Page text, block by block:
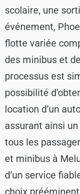
scolaire, une
événement,
flotte variée
des minibus et
processus est
possibilité
location d’un
assurant ainsi
tous les
et minibus à
d’un service
choix